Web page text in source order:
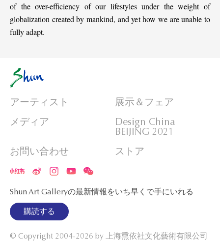
of the over-efficiency of our lifestyles under the weight of
globalization created by mankind, and yet how we are unable to
fully adapt.
アーティスト
展示＆フェア
メディア
Design China
BEIJING 2021
お問い合わせ
ストア
Shun Art Galleryの最新情報をいち早くで手にいれる
購読する
© Copyright 2004-2026 by 上海熏依社文化藝術有限公司